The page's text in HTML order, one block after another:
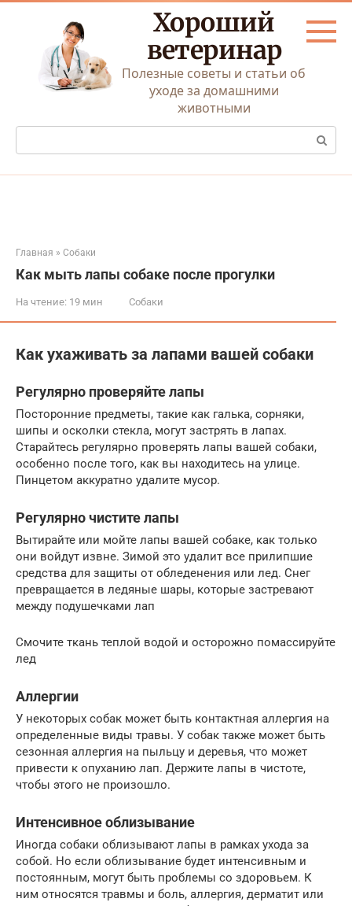
Перейти
Хороший
ветеринар
Полезные советы и статьи об
уходе за домашними
животными
Поиск:
Главная » Собаки
Как мыть лапы собаке после прогулки
На чтение: 19 мин Собаки
Как ухаживать за лапами вашей собаки
Регулярно проверяйте лапы
Посторонние предметы, такие как галька, сорняки,
шипы и осколки стекла, могут застрять в лапах.
Старайтесь регулярно проверять лапы вашей собаки,
особенно после того, как вы находитесь на улице.
Пинцетом аккуратно удалите мусор.
Регулярно чистите лапы
Вытирайте или мойте лапы вашей собаке, как только
они войдут извне. Зимой это удалит все прилипшие
средства для защиты от обледенения или лед. Снег
превращается в ледяные шары, которые застревают
между подушечками лап
Смочите ткань теплой водой и осторожно помассируйте
лед
Аллергии
У некоторых собак может быть контактная аллергия на
определенные виды травы. У собак также может быть
сезонная аллергия на пыльцу и деревья, что может
привести к опуханию лап. Держите лапы в чистоте,
чтобы этого не произошло.
Интенсивное облизывание
Иногда собаки облизывают лапы в рамках ухода за
собой. Но если облизывание будет интенсивным и
постоянным, могут быть проблемы со здоровьем. К
ним относятся травмы и боль, аллергия, дерматит или